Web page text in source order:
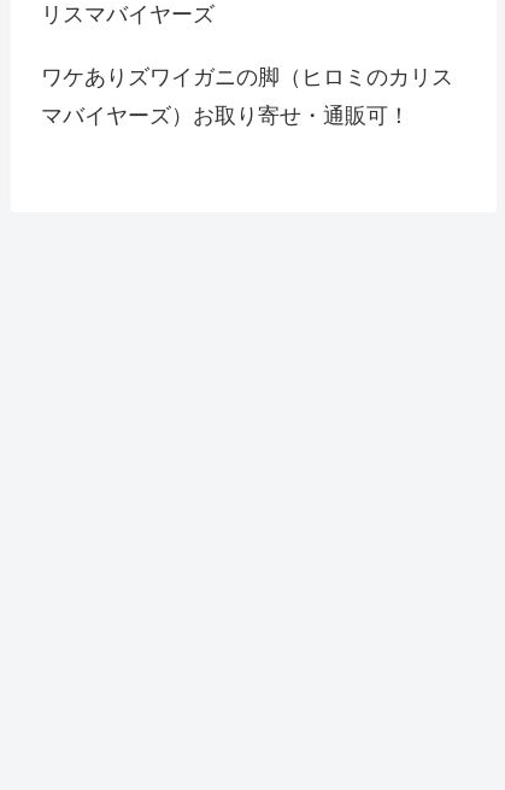
リスマバイヤーズ
ワケありズワイガニの脚（ヒロミのカリス
マバイヤーズ）お取り寄せ・通販可！